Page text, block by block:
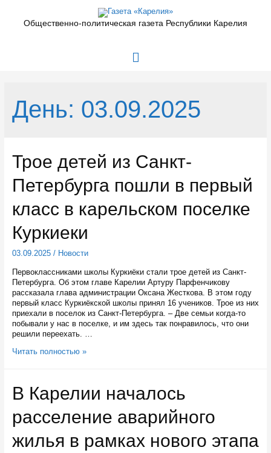
содержимомуОбщественно-политическая газета Республики Карелия
Главное
День: 03.09.2025
Трое детей из Санкт-
Петербурга пошли в первый
класс в карельском поселке
Куркиеки
03.09.2025/ Новости
Первоклассниками школы Куркиёки стали трое детей из Санкт-
Петербурга. Об этом главе Карелии Артуру Парфенчикову
рассказала глава администрации Оксана Жесткова. В этом году
первый класс Куркиёкской школы принял 16 учеников. Трое из них
приехали в поселок из Санкт-Петербурга. – Две семьи когда-то
побывали у нас в поселке, и им здесь так понравилось, что они
решили переехать. …
Трое
Петербурга
пошли
в
первый
в
Читать полностью »
В Карелии началось
расселение аварийного
жилья в рамках нового этапа